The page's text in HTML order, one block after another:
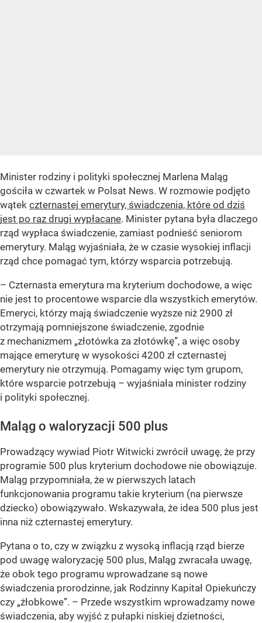
Minister rodziny i polityki społecznej Marlena Maląg
gościła w czwartek w Polsat News. W rozmowie podjęto
wątek czternastej emerytury, świadczenia, które od dziś
jest po raz drugi wypłacane. Minister pytana była dlaczego
rząd wypłaca świadczenie, zamiast podnieść seniorom
emerytury. Maląg wyjaśniała, że w czasie wysokiej inflacji
rząd chce pomagać tym, którzy wsparcia potrzebują.
– Czternasta emerytura ma kryterium dochodowe, a więc
nie jest to procentowe wsparcie dla wszystkich emerytów.
Emeryci, którzy mają świadczenie wyższe niż 2900 zł
otrzymają pomniejszone świadczenie, zgodnie
z mechanizmem „złotówka za złotówkę”, a więc osoby
mające emeryturę w wysokości 4200 zł czternastej
emerytury nie otrzymują. Pomagamy więc tym grupom,
które wsparcie potrzebują – wyjaśniała minister rodziny
i polityki społecznej.
Maląg o waloryzacji 500 plus
Prowadzący wywiad Piotr Witwicki zwrócił uwagę, że przy
programie 500 plus kryterium dochodowe nie obowiązuje.
Maląg przypomniała, że w pierwszych latach
funkcjonowania programu takie kryterium (na pierwsze
dziecko) obowiązywało. Wskazywała, że idea 500 plus jest
inna niż czternastej emerytury.
Pytana o to, czy w związku z wysoką inflacją rząd bierze
pod uwagę waloryzację 500 plus, Maląg zwracała uwagę,
że obok tego programu wprowadzane są nowe
świadczenia prorodzinne, jak Rodzinny Kapitał Opiekuńczy
czy „żłobkowe”. – Przede wszystkim wprowadzamy nowe
świadczenia, aby wyjść z pułapki niskiej dzietności,